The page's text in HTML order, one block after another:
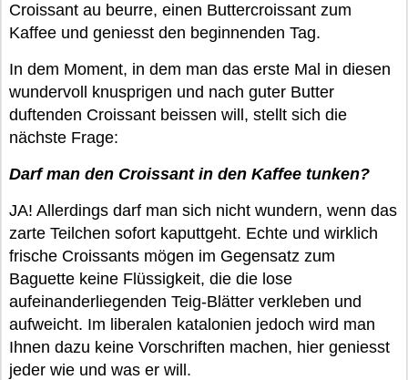
Croissant au beurre, einen Buttercroissant zum
Kaffee und geniesst den beginnenden Tag.
In dem Moment, in dem man das erste Mal in diesen
wundervoll knusprigen und nach guter Butter
duftenden Croissant beissen will, stellt sich die
nächste Frage:
Darf man den Croissant in den Kaffee tunken?
JA! Allerdings darf man sich nicht wundern, wenn das
zarte Teilchen sofort kaputtgeht. Echte und wirklich
frische Croissants mögen im Gegensatz zum
Baguette keine Flüssigkeit, die die lose
aufeinanderliegenden Teig-Blätter verkleben und
aufweicht. Im liberalen katalonien jedoch wird man
Ihnen dazu keine Vorschriften machen, hier geniesst
jeder wie und was er will.